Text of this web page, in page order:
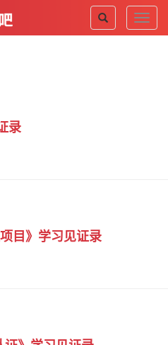
录
目》学习见证录